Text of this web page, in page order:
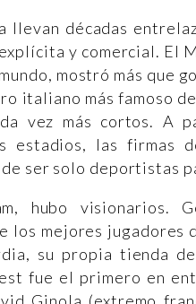
llevan décadas
y comercial. El
mostró más que
italiano más famoso
vez más cortos. A
estadios, las firmas
ser solo deportistas
hubo visionarios.
los mejores jugadores
su propia tienda
fue el primero en